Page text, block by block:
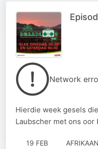
Network
Hierdie week gesels
Laubscher met ons
19 FEB